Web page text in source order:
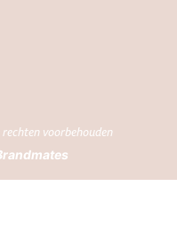
voorbehouden